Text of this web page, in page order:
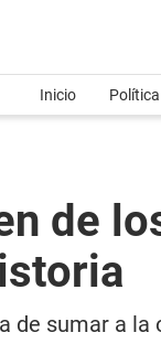
Inicio Política
de
de sumar a